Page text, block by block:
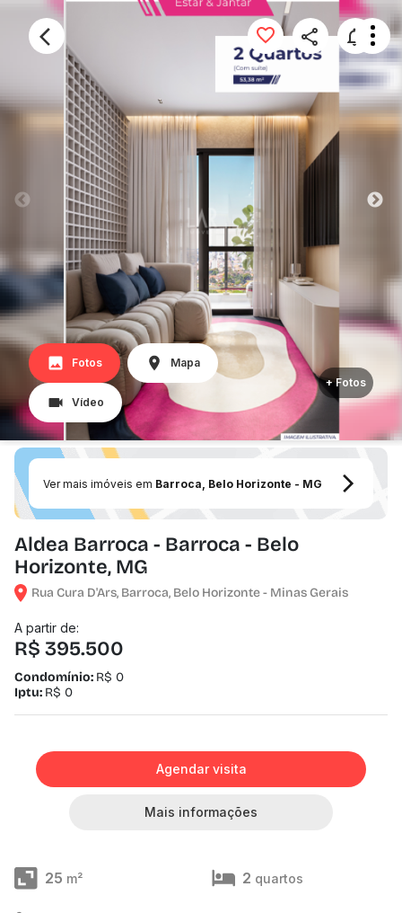
Fotos Mapa
Vídeo
+ Fotos
Ver mais imóveis em Barroca, Belo Horizonte - MG
Aldea Barroca - Barroca - Belo
Horizonte, MG
Rua Cura D'Ars, Barroca, Belo Horizonte - Minas Gerais
A partir de:
R$ 395.500
Condomínio: R$ 0
Iptu: R$ 0
Agendar visita
Mais informações
25 m² 2 quartos